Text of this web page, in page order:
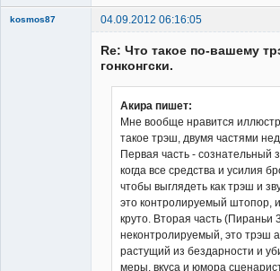
kosmos87 04.09.2012 06:16:05
Re: Что такое по-вашему
гонконгски.
Акира пишет:
Мне вообще нравится
такое трэш, двумя частями
Первая часть - сознательный
когда все средства и усилия
чтобы выглядеть как трэш и
это контролируемый штопор,
круто. Вторая часть (Пираньи
неконтролируемый, это трэш
растущий из бездарности и
меры, вкуса и юмора